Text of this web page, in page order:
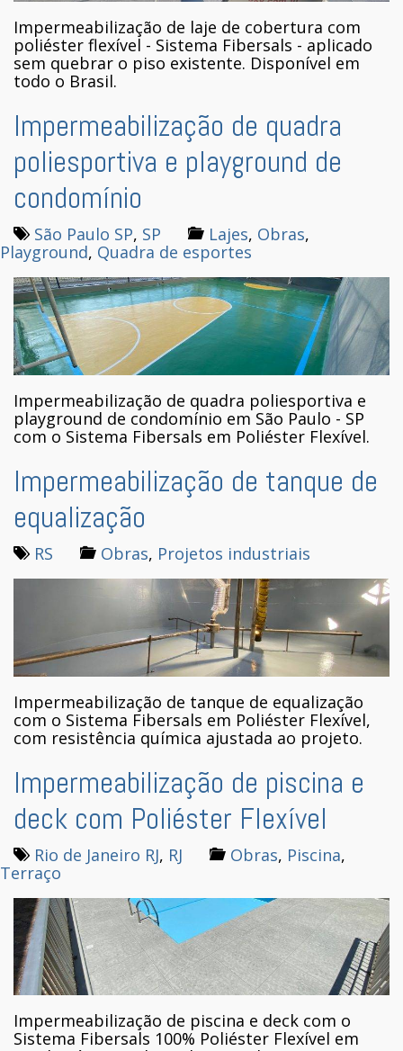
Impermeabilização de laje de cobertura com
poliéster flexível - Sistema Fibersals - aplicado
sem quebrar o piso existente. Disponível em
todo o Brasil.
Impermeabilização de quadra
poliesportiva e playground de
condomínio
São Paulo SP, SP Lajes, Obras,
Playground, Quadra de esportes
Impermeabilização de quadra poliesportiva e
playground de condomínio em São Paulo - SP
com o Sistema Fibersals em Poliéster Flexível.
Impermeabilização de tanque de
equalização
RS Obras, Projetos industriais
Impermeabilização de tanque de equalização
com o Sistema Fibersals em Poliéster Flexível,
com resistência química ajustada ao projeto.
Impermeabilização de piscina e
deck com Poliéster Flexível
Rio de Janeiro RJ, RJ Obras, Piscina,
Terraço
Impermeabilização de piscina e deck com o
Sistema Fibersals 100% Poliéster Flexível em